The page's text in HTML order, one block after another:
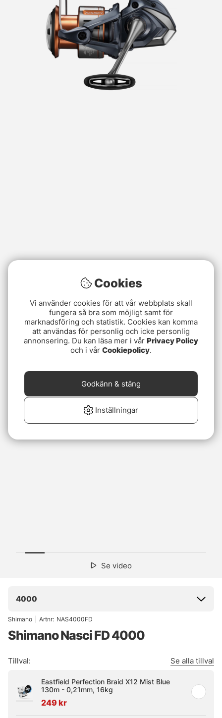
Se video
4000
Shimano Artnr: NAS4000FD
Shimano Nasci FD 4000
Tillval: Se alla tillval
Eastfield Perfection Braid X12 Mist Blue
130m - 0,21mm, 16kg
249 kr
Cookies
Vi använder cookies för att vår webbplats skall
fungera så bra som möjligt samt för
marknadsföring och statistik. Cookies kan komma
att användas för personlig och icke personlig
annonsering. Du kan läsa mer i vår Privacy Policy
och i vår Cookiepolicy.
Inställningar
Godkänn & stäng